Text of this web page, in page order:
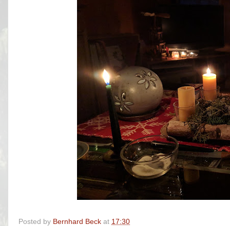
Posted by Bernhard Beck at 17:30